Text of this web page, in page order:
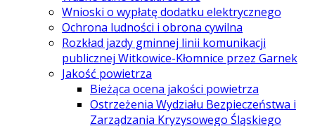
Wnioski o wypłatę dodatku elektrycznego
Ochrona ludności i obrona cywilna
Rozkład jazdy gminnej linii komunikacji
publicznej Witkowice-Kłomnice przez Garnek
Jakość powietrza
Bieżąca ocena jakości powietrza
Ostrzeżenia Wydziału Bezpieczeństwa i
Zarządzania Kryzysowego Śląskiego